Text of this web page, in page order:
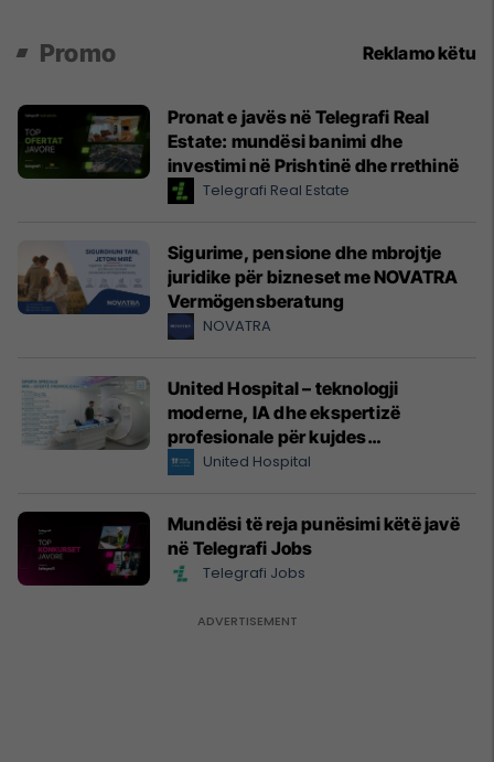
Promo Reklamo këtu
Pronat e javës në Telegrafi Real
Estate: mundësi banimi dhe
investimi në Prishtinë dhe rrethinë
Telegrafi Real Estate
Sigurime, pensione dhe mbrojtje
juridike për bizneset me NOVATRA
Vermögensberatung
NOVATRA
United Hospital – teknologji
moderne, IA dhe ekspertizë
profesionale për kujdes
shëndetësor me standarde
United Hospital
Mundësi të reja punësimi këtë javë
në Telegrafi Jobs
Telegrafi Jobs